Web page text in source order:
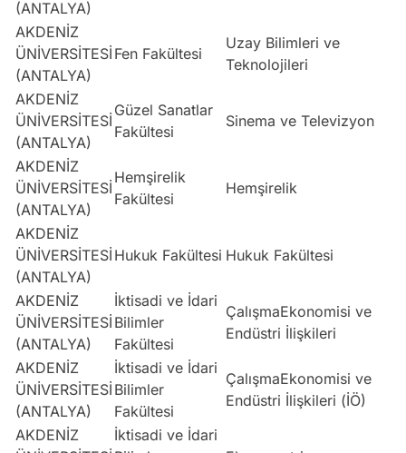
(ANTALYA)
AKDENİZ
ÜNİVERSİTESİ
(ANTALYA)
Fen Fakültesi
Uzay Bilimleri ve
Teknolojileri
AKDENİZ
ÜNİVERSİTESİ
(ANTALYA)
Güzel Sanatlar
Fakültesi
Sinema ve Televizyon
AKDENİZ
ÜNİVERSİTESİ
(ANTALYA)
Hemşirelik
Fakültesi
Hemşirelik
AKDENİZ
ÜNİVERSİTESİ
(ANTALYA)
Hukuk Fakültesi Hukuk Fakültesi
AKDENİZ
ÜNİVERSİTESİ
(ANTALYA)
İktisadi ve İdari
Bilimler
Fakültesi
ÇalışmaEkonomisi ve
Endüstri İlişkileri
AKDENİZ
ÜNİVERSİTESİ
(ANTALYA)
İktisadi ve İdari
Bilimler
Fakültesi
ÇalışmaEkonomisi ve
Endüstri İlişkileri (İÖ)
AKDENİZ
İktisadi ve İdari